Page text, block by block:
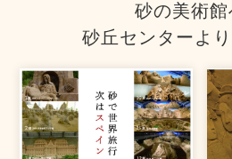
砂の美術館
砂丘センターより